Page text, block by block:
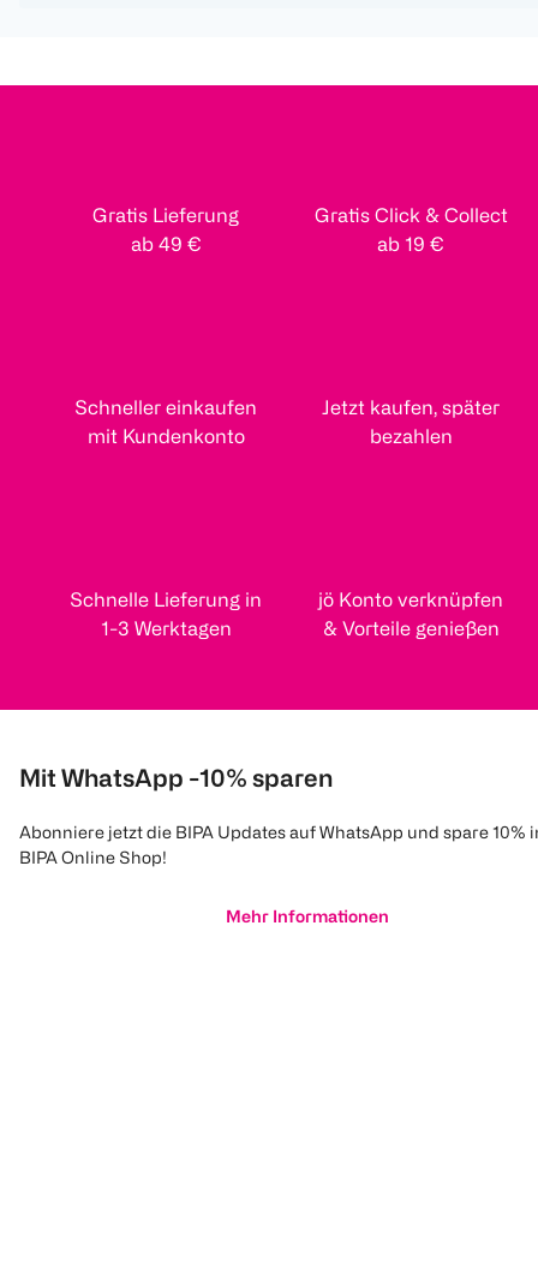
Gratis Lieferung
ab 49 €
Gratis Click & Collect
ab 19 €
Schneller einkaufen
mit Kundenkonto
Jetzt kaufen, später
bezahlen
Schnelle Lieferung in
1-3 Werktagen
jö Konto verknüpfen
& Vorteile genießen
Mit WhatsApp -10% sparen
Abonniere jetzt die BIPA Updates auf WhatsApp und spare 10%
BIPA Online Shop!
Mehr Informationen